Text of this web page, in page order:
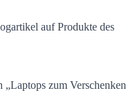
auf Produkte des
zum Verschenken